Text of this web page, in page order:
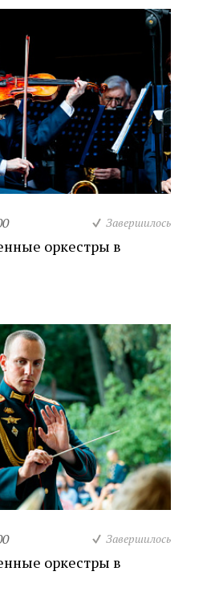
Завершилось
оркестры в
Завершилось
оркестры в